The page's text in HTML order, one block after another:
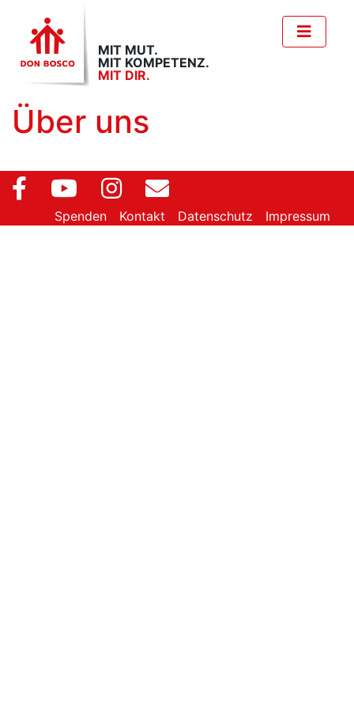
MIT MUT.
MIT KOMPETENZ.
MIT DIR.
Über uns
Spenden Kontakt Datenschutz Impressum